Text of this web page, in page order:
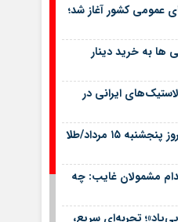
عمومی کشور آغاز شد؛
ها به خرید دینار
ایرانی در
قیمت طلا و سکه امروز پنجشنبه ۱۵ مرداد/طلا
مشمولان غایب: چه
تجربه‌ای سریع،